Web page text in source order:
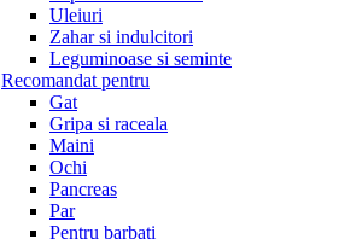
Uleiuri
Zahar si indulcitori
Leguminoase si seminte
Recomandat pentru
Gat
Gripa si raceala
Maini
Ochi
Pancreas
Par
Pentru barbati